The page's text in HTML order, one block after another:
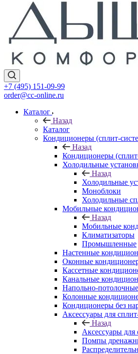
+7 (495) 151-09-99
order@cc-online.ru
Каталог
Назад
Каталог
Кондиционеры (сплит-
Назад
Кондиционеры
Холодильные
Назад
Холодильные
Моноблоки
Холодильные
Мобильные
Назад
Мобильные
Климатизаторы
Промышленные
Настенные
Оконные
Кассетные
Канальные
Напольно-
Колонные
Кондиционеры без
Аксессуары для
Назад
Аксессуары для
Помпы